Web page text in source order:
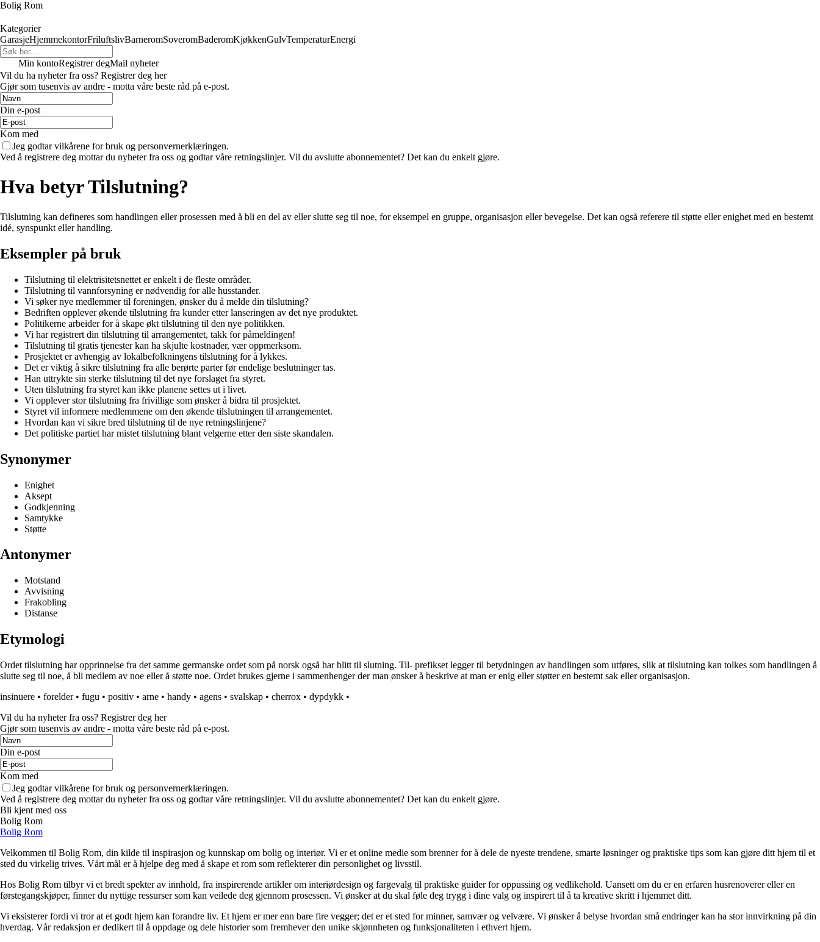
Bolig Rom
Kategorier
GarasjeHjemmekontorFriluftslivBarneromSoveromBaderomKjøkkenGulvTemperaturEnergi
Min kontoRegistrer degMail nyheter
Vil du ha nyheter fra oss? Registrer deg her
Gjør som tusenvis av andre - motta våre beste råd på e-post.
Din e-post
Kom med
Jeg godtar vilkårene for bruk og personvernerklæringen.
Ved å registrere deg mottar du nyheter fra oss og godtar våre retningslinjer. Vil du avslutte abonnementet? Det kan du enkelt gjøre.
Hva betyr Tilslutning?
Tilslutning kan defineres som handlingen eller prosessen med å bli en del av eller slutte seg til noe, for eksempel en gruppe, organisasjon eller bevegelse. Det kan også referere til støtte eller enighet med en bestemt
idé, synspunkt eller handling.
Eksempler på bruk
Tilslutning til elektrisitetsnettet er enkelt i de fleste områder.
Tilslutning til vannforsyning er nødvendig for alle husstander.
Vi søker nye medlemmer til foreningen, ønsker du å melde din tilslutning?
Bedriften opplever økende tilslutning fra kunder etter lanseringen av det nye produktet.
Politikerne arbeider for å skape økt tilslutning til den nye politikken.
Vi har registrert din tilslutning til arrangementet, takk for påmeldingen!
Tilslutning til gratis tjenester kan ha skjulte kostnader, vær oppmerksom.
Prosjektet er avhengig av lokalbefolkningens tilslutning for å lykkes.
Det er viktig å sikre tilslutning fra alle berørte parter før endelige beslutninger tas.
Han uttrykte sin sterke tilslutning til det nye forslaget fra styret.
Uten tilslutning fra styret kan ikke planene settes ut i livet.
Vi opplever stor tilslutning fra frivillige som ønsker å bidra til prosjektet.
Styret vil informere medlemmene om den økende tilslutningen til arrangementet.
Hvordan kan vi sikre bred tilslutning til de nye retningslinjene?
Det politiske partiet har mistet tilslutning blant velgerne etter den siste skandalen.
Synonymer
Enighet
Aksept
Godkjenning
Samtykke
Støtte
Antonymer
Motstand
Avvisning
Frakobling
Distanse
Etymologi
Ordet tilslutning har opprinnelse fra det samme germanske ordet som på norsk også har blitt til slutning. Til- prefikset legger til betydningen av handlingen som utføres, slik at tilslutning kan tolkes som handlingen å
slutte seg til noe, å bli medlem av noe eller å støtte noe. Ordet brukes gjerne i sammenhenger der man ønsker å beskrive at man er enig eller støtter en bestemt sak eller organisasjon.
insinuere • forelder• fugu • positiv • arne • handy • agens • svalskap • cherrox • dypdykk •
Vil du ha nyheter fra oss? Registrer deg her
Gjør som tusenvis av andre - motta våre beste råd på e-post.
Din e-post
Kom med
Jeg godtar vilkårene for bruk og personvernerklæringen.
Ved å registrere deg mottar du nyheter fra oss og godtar våre retningslinjer. Vil du avslutte abonnementet? Det kan du enkelt gjøre.
Bli kjent med oss
Bolig Rom
Bolig Rom
Velkommen til Bolig Rom, din kilde til inspirasjon og kunnskap om bolig og interiør. Vi er et online medie som brenner for å dele de nyeste trendene, smarte løsninger og praktiske tips som kan gjøre ditt hjem til et
sted du virkelig trives. Vårt mål er å hjelpe deg med å skape et rom som reflekterer din personlighet og livsstil.
Hos Bolig Rom tilbyr vi et bredt spekter av innhold, fra inspirerende artikler om interiørdesign og fargevalg til praktiske guider for oppussing og vedlikehold. Uansett om du er en erfaren husrenoverer eller en
førstegangskjøper, finner du nyttige ressurser som kan veilede deg gjennom prosessen. Vi ønsker at du skal føle deg trygg i dine valg og inspirert til å ta kreative skritt i hjemmet ditt.
Vi eksisterer fordi vi tror at et godt hjem kan forandre liv. Et hjem er mer enn bare fire vegger; det er et sted for minner, samvær og velvære. Vi ønsker å belyse hvordan små endringer kan ha stor innvirkning på din
hverdag. Vår redaksjon er dedikert til å oppdage og dele historier som fremhever den unike skjønnheten og funksjonaliteten i ethvert hjem.